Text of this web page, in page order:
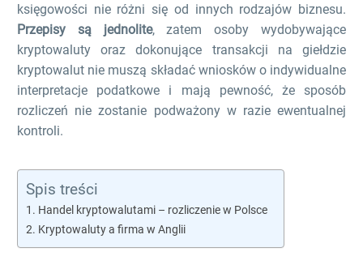
księgowości nie różni się od innych rodzajów biznesu.
Przepisy są jednolite, zatem osoby wydobywające
kryptowaluty oraz dokonujące transakcji na giełdzie
kryptowalut nie muszą składać wniosków o indywidualne
interpretacje podatkowe i mają pewność, że sposób
rozliczeń nie zostanie podważony w razie ewentualnej
kontroli.
Spis treści
Handel kryptowalutami – rozliczenie w Polsce
Kryptowaluty a firma w Anglii